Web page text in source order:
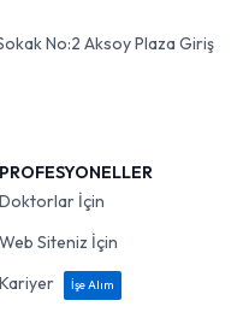
No:2 Aksoy Plaza Giriş
PROFESYONELLER
Doktorlar İçin
Web Siteniz İçin
Kariyer
İşe Alım